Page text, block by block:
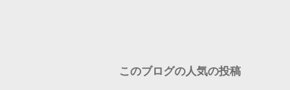
このブログの人気の投稿